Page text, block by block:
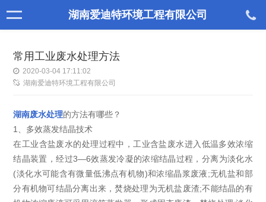
湖南爱迪特环境工程有限公司
常用工业废水处理方法
2020-03-04 17:11:02
湖南爱迪特环境工程有限公司
湖南废水处理的方法有哪些？
1、多效蒸发结晶技术
在工业含盐废水的处理过程中，工业含盐废水进入低温多效浓缩
结晶装置，经过3—6效蒸发冷凝的浓缩结晶过程，分离为淡化水
(淡化水可能含有微量低沸点有机物)和浓缩晶浆废液;无机盐和部
分有机物可结晶分离出来，焚烧处理为无机盐废渣;不能结晶的有